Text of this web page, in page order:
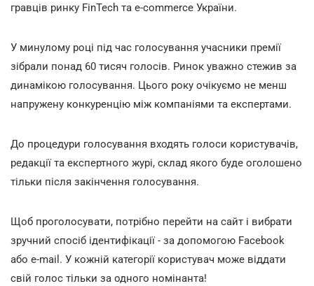
гравців ринку FinTech та e-commerce України.
У минулому році під час голосування учасники премії
зібрали понад 60 тисяч голосів. Ринок уважно стежив за
динамікою голосування. Цього року очікуємо не менш
напружену конкуренцію між компаніями та експертами.
До процедури голосування входять голоси користувачів,
редакції та експертного журі, склад якого буде оголошено
тільки після закінчення голосування.
Щоб проголосувати, потрібно перейти на сайт і вибрати
зручний спосіб ідентифікації - за допомогою Facebook
або e-mail. У кожній категорії користувач може віддати
свій голос тільки за одного номінанта!